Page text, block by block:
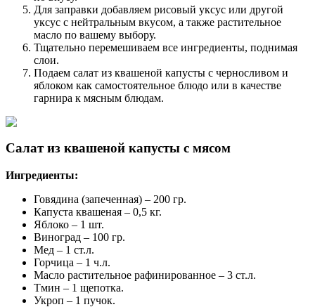
Для заправки добавляем рисовый уксус или другой
уксус с нейтральным вкусом, а также растительное
масло по вашему выбору.
Тщательно перемешиваем все ингредиенты, поднимая
слои.
Подаем салат из квашеной капусты с черносливом и
яблоком как самостоятельное блюдо или в качестве
гарнира к мясным блюдам.
Салат из квашеной капусты с мясом
Ингредиенты:
Говядина (запеченная) – 200 гр.
Капуста квашеная – 0,5 кг.
Яблоко – 1 шт.
Виноград – 100 гр.
Мед – 1 ст.л.
Горчица – 1 ч.л.
Масло растительное рафинированное – 3 ст.л.
Тмин – 1 щепотка.
Укроп – 1 пучок.